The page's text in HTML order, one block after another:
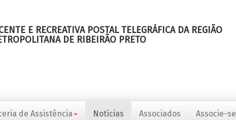
E RECREATIVA POSTAL TELEGRÁFICA DA REGIÃO
DE RIBEIRÃO PRETO
de Assistência Notícias Associados Associe-se